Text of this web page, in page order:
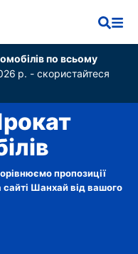
по всьому
р. - скористайтеся
пропозиції
сайті Шанхай від вашого